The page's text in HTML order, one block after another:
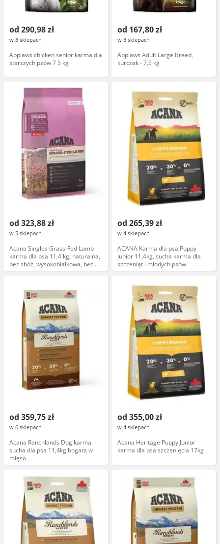
od 290,98 zł
w 3 sklepach
Applaws chicken senior karma dla
starszych psów 7 5 kg
od 167,80 zł
w 3 sklepach
Applaws Adult Large Breed,
kurczak - 7,5 kg
od 323,88 zł
w 5 sklepach
Acana Singles Grass-Fed Lamb
karma dla psa 11,4 kg, naturalna,
bez zbóż, wysokobiałkowa, bez
sztucznych dodatków
od 265,39 zł
w 4 sklepach
ACANA Karma dla psa Puppy
Junior 11,4kg, sucha karma dla
szczeniąt i młodych psów
od 359,75 zł
w 6 sklepach
Acana Ranchlands Dog karma
sucha dla psa 11,4kg bogata w
mięso
od 355,00 zł
w 4 sklepach
Acana Heritage Puppy Junior
karma dla psa szczenięcia 17kg